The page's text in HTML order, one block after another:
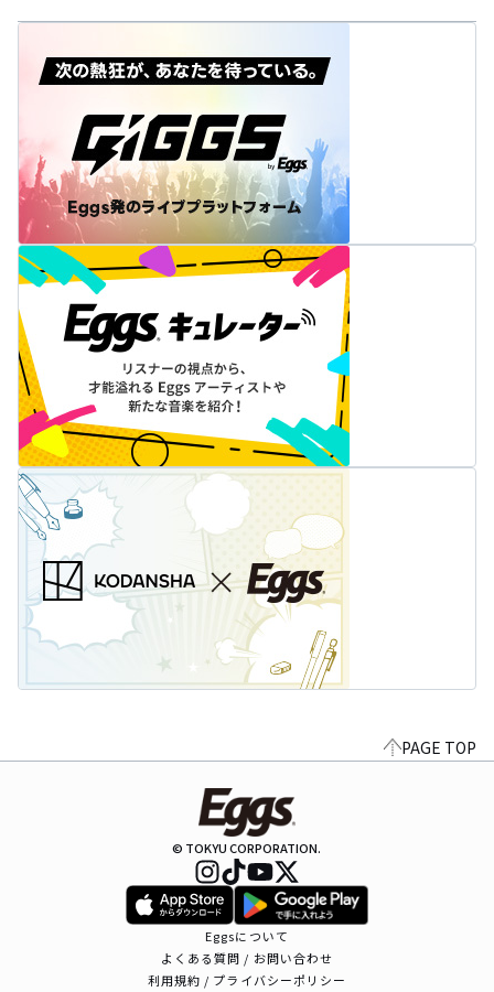
PAGE TOP
© TOKYU CORPORATION.
Eggsについて
よくある質問 / お問い合わせ
利用規約 / プライバシーポリシー